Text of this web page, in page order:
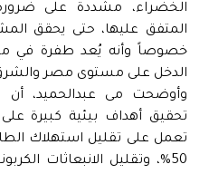
الخضراء، مشددة على ضرورة
المتفق عليها، حتى يحقق
خصوصاً وأنه يُعد طفرة في
الدخل على مستوى مصر
وأوضحت مى عبدالحميد، أن
تحقيق أهداف بيئية كبيرة